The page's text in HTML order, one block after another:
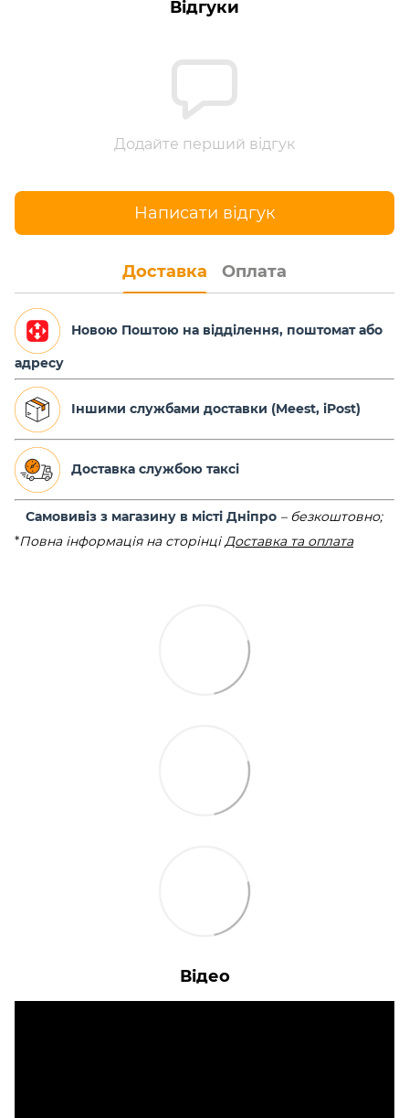
Відгуки
Додайте перший відгук
Написати відгук
Доставка Оплата
Новою Поштою на відділення, поштомат або
адресу
Іншими службами доставки (Meest, iPost)
Доставка службою таксі
Самовивіз з магазину в місті Дніпро – безкоштовно;
*Повна інформація на сторінціДоставка та оплата
Відео